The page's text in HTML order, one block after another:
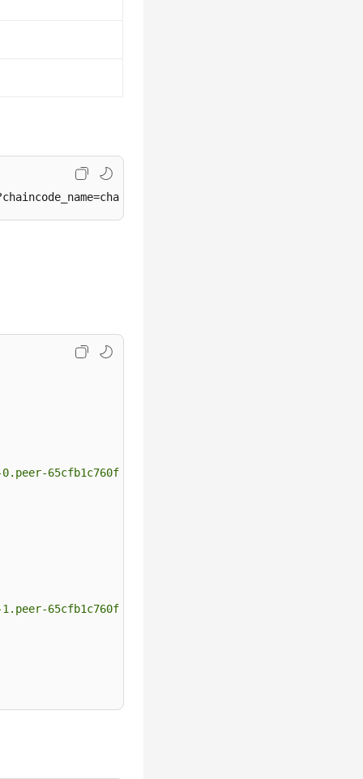
0.peer-
1.peer-